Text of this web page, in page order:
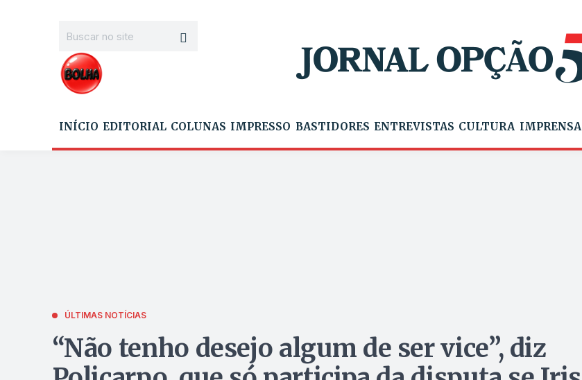
INÍCIO EDITORIAL COLUNAS IMPRESSO BASTIDORES ENTREVISTAS CULTURA IMPRENSA
ÚLTIMAS NOTÍCIAS
“Não tenho desejo algum de ser vice”, diz